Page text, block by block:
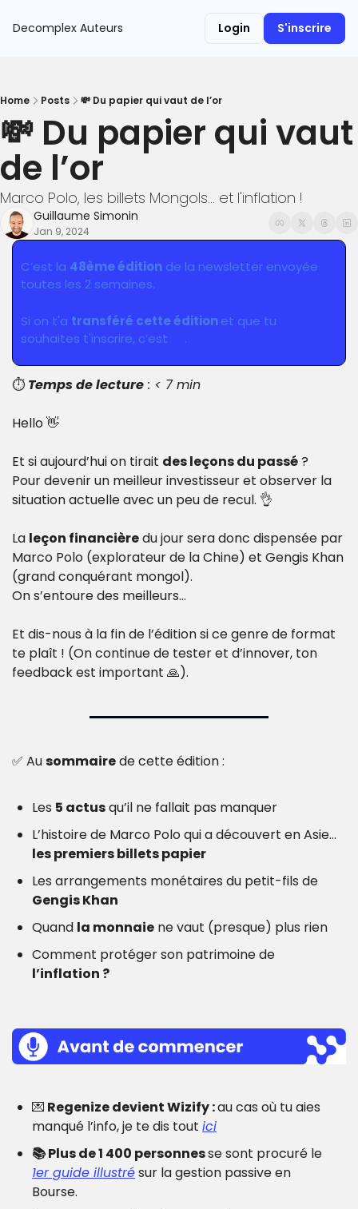
Decomplex Auteurs Login S'inscrire
Home Posts 💸 Du papier qui vaut de l’or
💸 Du papier qui vaut
de l’or
Marco Polo, les billets Mongols... et l'inflation !
Guillaume Simonin
Jan 9, 2024
C’est la 48ème édition de la newsletter envoyée
toutes les 2 semaines.
Si on t'a transféré cette édition et que tu
souhaites t'inscrire, c’est
.
⏱️ Temps de lecture : < 7 min
Hello 👋
Et si aujourd’hui on tirait des leçons du passé ?
Pour devenir un meilleur investisseur et observer la
situation actuelle avec un peu de recul. 👌
La leçon financière du jour sera donc dispensée par
Marco Polo (explorateur de la Chine) et Gengis Khan
(grand conquérant mongol).
On s’entoure des meilleurs…
Et dis-nous à la fin de l’édition si ce genre de format
te plaît ! (On continue de tester et d’innover, ton
feedback est important 🙏).
✅ Au sommaire de cette édition :
Les 5 actus qu’il ne fallait pas manquer
L’histoire de Marco Polo qui a découvert en Asie…
les premiers billets papier
Gengis Khan
Quand la monnaie ne vaut (presque) plus rien
Comment protéger son patrimoine de
l’inflation ?
💌 Regenize devient Wizify : au cas où tu aies
manqué l’info, je te dis tout ici
📚 Plus de 1 400 personnes
1er guide illustré sur la gestion passive en
Bourse.